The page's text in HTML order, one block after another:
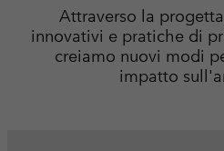
Attraverso la
innovativi e pratiche di
creiamo nuovi modi
impatto